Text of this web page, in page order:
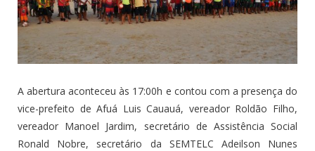
A abertura aconteceu às 17:00h e contou com a presença do
vice-prefeito de Afuá Luis Cauauá, vereador Roldão Filho,
vereador Manoel Jardim, secretário de Assistência Social
Ronald Nobre, secretário da SEMTELC Adeilson Nunes